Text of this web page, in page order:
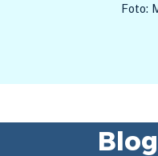
Foto: